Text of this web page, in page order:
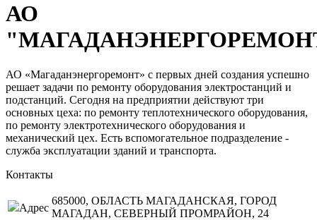
АО
АО «Магаданэнергоремонт» с первых дней создания успешно
решает задачи по ремонту оборудования электростанций и
подстанций. Сегодня на предприятии действуют три
основных цеха: по ремонту теплотехнического оборудования,
по ремонту электротехнического оборудования и
механический цех. Есть вспомогательное подразделение -
служба эксплуатации зданий и транспорта.
Контакты
Адрес
685000, ОБЛАСТЬ МАГАДАНСКАЯ, ГОРОД
МАГАДАН, СЕВЕРНЫЙ ПРОМРАЙОН, 24